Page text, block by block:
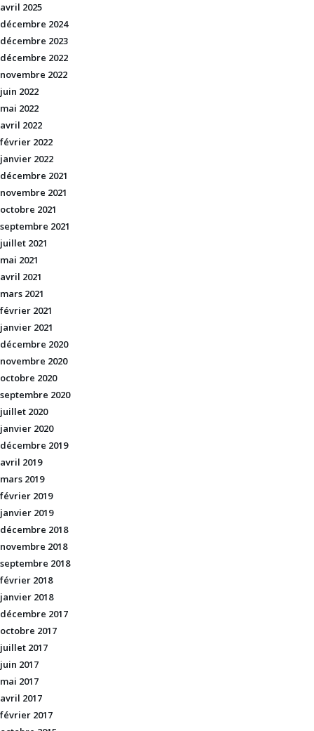
avril 2025
décembre 2024
décembre 2023
décembre 2022
novembre 2022
juin 2022
mai 2022
avril 2022
février 2022
janvier 2022
décembre 2021
novembre 2021
octobre 2021
septembre 2021
juillet 2021
mai 2021
avril 2021
mars 2021
février 2021
janvier 2021
décembre 2020
novembre 2020
octobre 2020
septembre 2020
juillet 2020
janvier 2020
décembre 2019
avril 2019
mars 2019
février 2019
janvier 2019
décembre 2018
novembre 2018
septembre 2018
février 2018
janvier 2018
décembre 2017
octobre 2017
juillet 2017
juin 2017
mai 2017
avril 2017
février 2017